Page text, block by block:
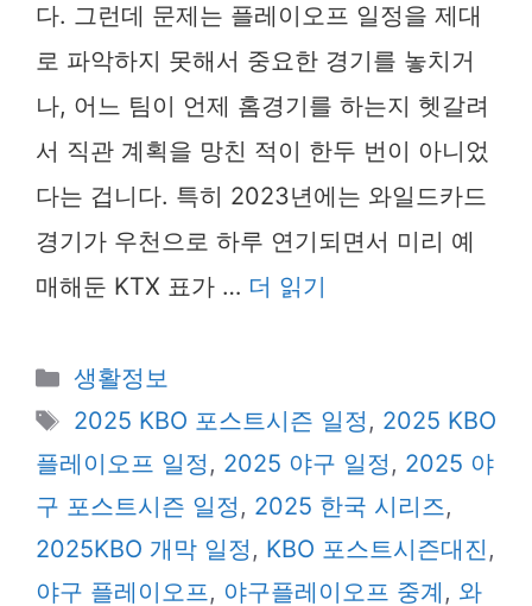
다. 그런데 문제는 플레이오프 일정을 제대
로 파악하지 못해서 중요한 경기를 놓치거
나, 어느 팀이 언제 홈경기를 하는지 헷갈려
서 직관 계획을 망친 적이 한두 번이 아니었
다는 겁니다. 특히 2023년에는 와일드카드
경기가 우천으로 하루 연기되면서 미리 예
매해둔 KTX 표가 … 더 읽기
카
테
리
생활정보
태
그
2025 KBO 포스트시즌 일정 , 2025 KBO
플레이오프 일정 , 2025 야구 일정 , 2025 야
구 포스트시즌 일정 , 2025 한국 시리즈,
2025KBO 개막 일정 , KBO 포스트시즌대진 ,
야구 플레이오프, 야구플레이오프 중계 , 와